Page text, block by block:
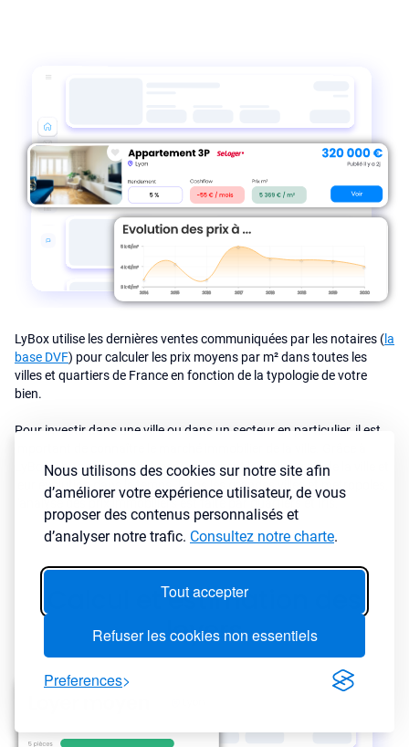
Nous utilisons des cookies sur notre site afin
d’améliorer votre expérience utilisateur, de vous
proposer des contenus personnalisés et
d’analyser notre trafic. Consultez notre charte.
Tout accepter
Refuser les cookies non essentiels
Preferences
LyBox utilise les dernières ventes communiquées par les notaires (la
base DVF) pour calculer les prix moyens par m² dans toutes les
villes et quartiers de France en fonction de la typologie de votre
bien.
Pour investir dans une ville ou dans un secteur en particulier, il est
LyBox, vous pouvez analyser rapidement les prix au m² de la ville et
leur évolution dans le temps. Dans les grandes villes et metropoles,
l'analyse des prix immobiliers est faite par quartiers et Iris.
Calcul et estimation des
loyers